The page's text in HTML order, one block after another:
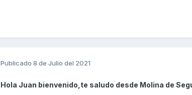
Publicado 8 de Julio del 2021
Hola Juan bienvenido,te saludo desde Molina de